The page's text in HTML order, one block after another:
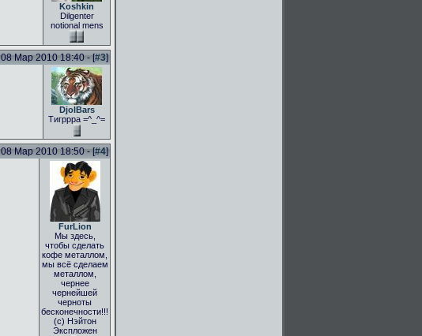
Koshkin
Dilgenter
notional mens
08 Мар 2010 18:40 - [#3]
DjolBars
Тигррра =^_^=
08 Мар 2010 18:50 - [#4]
FurLion
Мы здесь,
чтобы сделать
кофе металлом,
мы всё сделаем
металлом,
чернее
чернейшей
черноты
бесконечности!!!
(с) Нэйтон
Экспложен